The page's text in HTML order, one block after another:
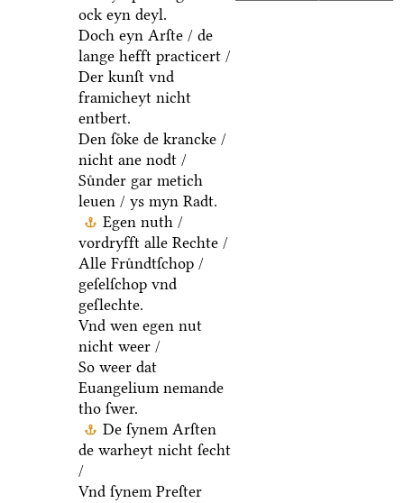
ock eyn deyl.
Doch eyn Arſte / de
lange hefft practicert /
Der kunſt vnd
framicheyt nicht
entbert.
Den ſoͤke de krancke /
nicht ane nodt /
Suͤnder gar metich
leuen / ys myn Radt.
Egen nuth /
vordryfft alle Rechte /
Alle Fruͤndtſchop /
geſelſchop vnd
geſlechte.
Vnd wen egen nut
nicht weer /
So weer dat
Euangelium nemande
tho ſwer.
De ſynem Arſten
de warheyt nicht ſecht
/
Vnd ſynem Preſter